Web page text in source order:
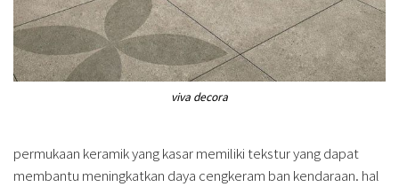
viva decora
permukaan keramik yang kasar memiliki tekstur yang dapat
membantu meningkatkan daya cengkeram ban kendaraan. hal